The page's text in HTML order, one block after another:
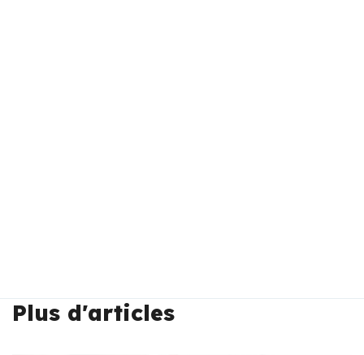
Plus d'articles